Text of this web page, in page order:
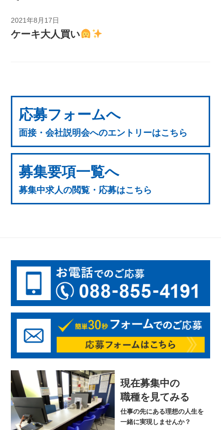
2021年8月17日
ケーキ大人買い
応募フォームへ
面接・会社説明会へのエントリーはこちら
募集要項一覧へ
募集中求人の閲覧・応募はこちら
現在募集中の
職種を見てみる
仕事の先にある理想の人生を
一緒に実現しませんか？